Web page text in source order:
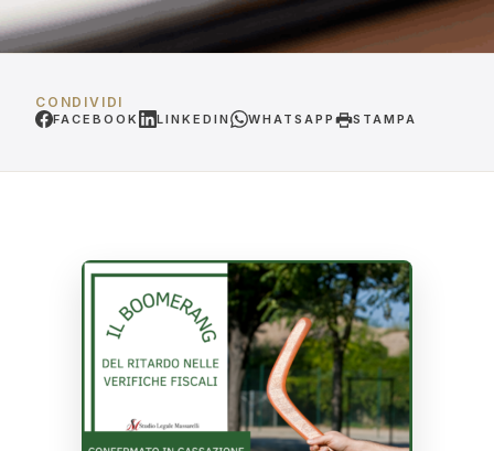
CONDIVIDI
FACEBOOK LINKEDIN WHATSAPP STAMPA